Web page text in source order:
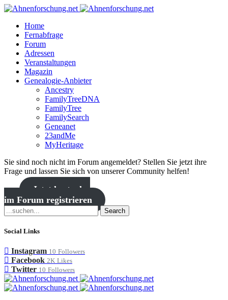
Home
Fernabfrage
Forum
Adressen
Veranstaltungen
Magazin
Genealogie-Anbieter
Ancestry
FamilyTreeDNA
FamilyTree
FamilySearch
Geneanet
23andMe
MyHeritage
Sie sind noch nicht im Forum angemeldet? Stellen Sie jetzt ihre
Frage und lassen Sie sich von unserer Community helfen!
Jetzt kostenlos
im Forum registrieren
Search
Social Links
Instagram 10 Followers
Facebook 2K Likes
Twitter 10 Followers